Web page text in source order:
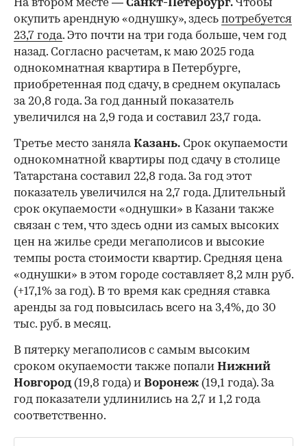
На втором месте — Санкт-Петербург. Чтобы
окупить арендную «однушку», здесь потребуется
23,7 года. Это почти на три года больше, чем год
назад. Согласно расчетам, к маю 2025 года
однокомнатная квартира в Петербурге,
приобретенная под сдачу, в среднем окупалась
за 20,8 года. За год данный показатель
увеличился на 2,9 года и составил 23,7 года.
Третье место занялаКазань. Срок окупаемости
однокомнатной квартиры под сдачу в столице
Татарстана составил 22,8 года. За год этот
показатель увеличился на 2,7 года. Длительный
срок окупаемости «однушки» в Казани также
связан с тем, что здесь одни из самых высоких
цен на жилье среди мегаполисов и высокие
темпы роста стоимости квартир. Средняя цена
«однушки» в этом городе составляет 8,2 млн руб.
(+17,1% за год). В то время как средняя ставка
аренды за год повысилась всего на 3,4%, до 30
тыс. руб. в месяц.
В пятерку мегаполисов с самым высоким
сроком окупаемости также попали Нижний
Новгород (19,8 года) и Воронеж (19,1 года). За
год показатели удлинились на 2,7 и 1,2 года
соответственно.